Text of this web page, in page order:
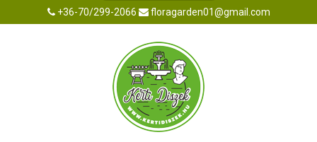
+36-70/299-2066 floragarden01@gmail.com